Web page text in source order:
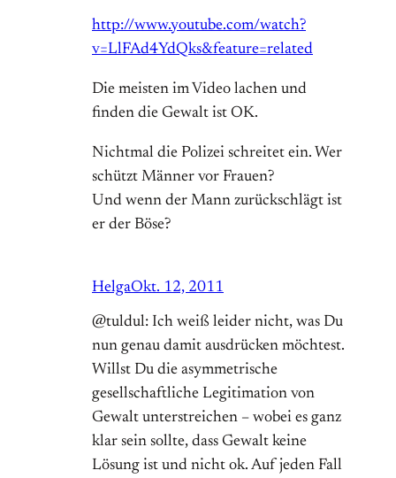
http://www.youtube.com/watch?
v=LlFAd4YdQks&feature=related
Die meisten im Video lachen und
finden die Gewalt ist OK.
Nichtmal die Polizei schreitet ein. Wer
schützt Männer vor Frauen?
Und wenn der Mann zurückschlägt ist
er der Böse?
HelgaOkt. 12, 2011
@tuldul: Ich weiß leider nicht, was Du
nun genau damit ausdrücken möchtest.
Willst Du die asymmetrische
gesellschaftliche Legitimation von
Gewalt unterstreichen – wobei es ganz
klar sein sollte, dass Gewalt keine
Lösung ist und nicht ok. Auf jeden Fall